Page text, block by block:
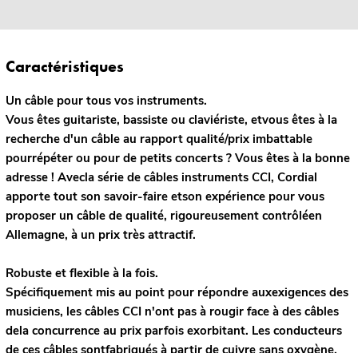
Caractéristiques
Un câble pour tous vos instruments.
Vous êtes guitariste, bassiste ou claviériste, etvous êtes à la
recherche d'un câble au rapport qualité/prix imbattable
pourrépéter ou pour de petits concerts ? Vous êtes à la bonne
adresse ! Avecla série de câbles instruments CCI, Cordial
apporte tout son savoir-faire etson expérience pour vous
proposer un câble de qualité, rigoureusement contrôléen
Allemagne, à un prix très attractif.
Robuste et flexible à la fois.
Spécifiquement mis au point pour répondre auxexigences des
musiciens, les câbles CCI n'ont pas à rougir face à des câbles
dela concurrence au prix parfois exorbitant. Les conducteurs